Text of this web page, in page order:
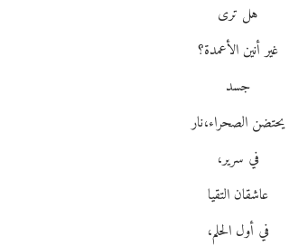
هل ترى
غير أنين الأعمدة؟
جسد
يحتضن الصحراء،نار
في سرير،
عاشقان التقيا
في أول الحلم،